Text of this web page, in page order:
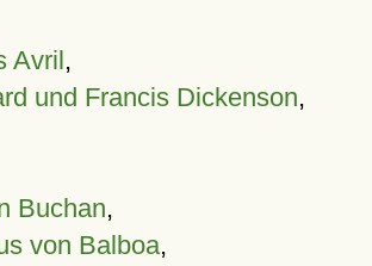
Avril,
und Francis Dickenson,
Buchan,
von Balboa,